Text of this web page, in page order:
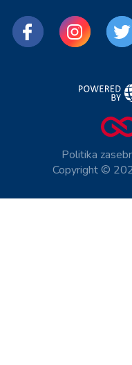
Politika
Copyright ©